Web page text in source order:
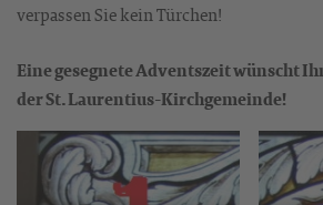
verpassen Sie kein Türchen!
Eine gesegnete Adventszeit wünscht
der St. Laurentius-Kirchgemeinde!